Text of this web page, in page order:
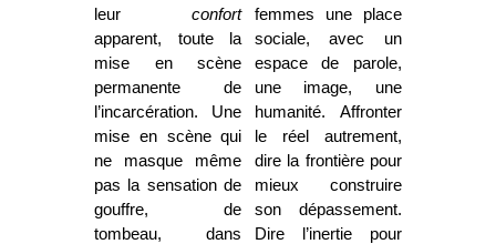
leurconfort
apparent, toute la
mise en scène
permanente de
l’incarcération. Une
mise en scène qui
ne masque même
pas la sensation de
gouffre, de
tombeau, dans
femmes une place
sociale, avec un
espace de parole,
une image, une
humanité. Affronter
le réel autrement,
dire la frontière pour
mieux construire
son dépassement.
Dire l’inertie pour